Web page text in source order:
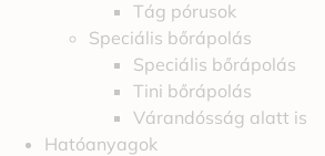
Tág pórusok
Speciális bőrápolás
Speciális bőrápolás
Tini bőrápolás
Várandósság alatt is
Hatóanyagok